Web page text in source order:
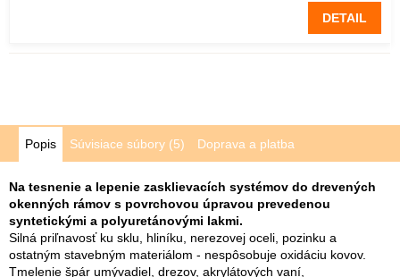
DETAIL
Popis Súvisiace súbory (5) Doprava a platba
Na tesnenie a lepenie zasklievacích systémov do drevených
okenných rámov s povrchovou úpravou prevedenou
syntetickými a polyuretánovými lakmi.
Silná priľnavosť ku sklu, hliníku, nerezovej oceli, pozinku a
ostatným stavebným materiálom - nespôsobuje oxidáciu kovov.
Tmelenie špár umývadiel, drezov, akrylátových vaní,